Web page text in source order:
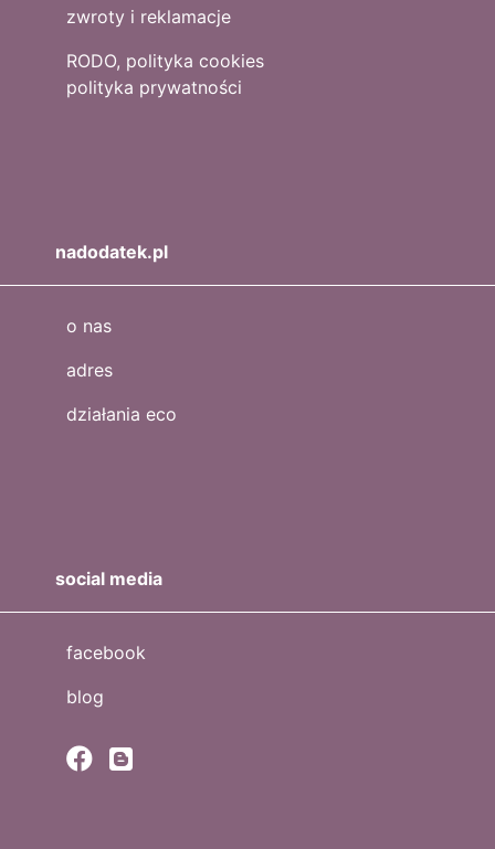
zwroty i reklamacje
RODO, polityka cookies
polityka prywatności
nadodatek.pl
o nas
adres
działania eco
social media
facebook
blog